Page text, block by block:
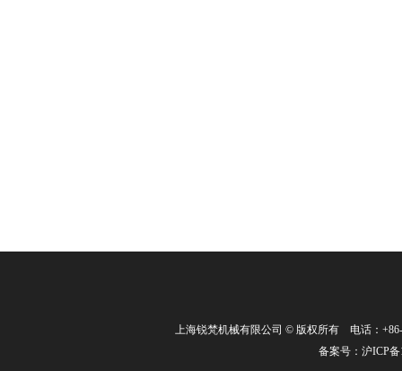
上海锐梵机械有限公司 © 版权所有 电话：
备案号： 沪ICP备